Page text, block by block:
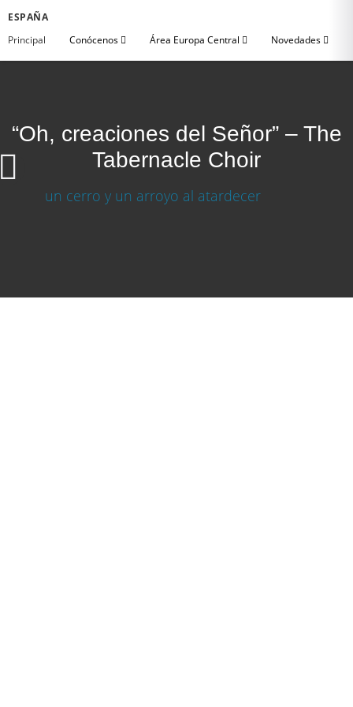
ESPAÑA
Principal
Conócenos Área Europa Central Novedades
“Oh, creaciones del Señor” – The
Tabernacle Choir